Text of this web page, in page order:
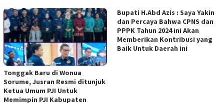
Tonggak Baru di Wonua
Sorume, Jusran Resmi ditunjuk
Ketua Umum PJI Untuk
Memimpin PJI Kabupaten
Bupati H.Abd Azis : Saya Yakin
dan Percaya Bahwa CPNS dan
PPPK Tahun 2024 ini Akan
Memberikan Kontribusi yang
Baik Untuk Daerah ini